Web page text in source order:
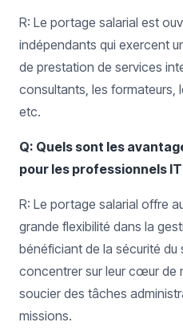
R: Le portage salarial est
indépendants qui exercent
de prestation de services
consultants, les formateurs,
etc.
Q: Quels sont les
pour les professionnels IT
R: Le portage salarial offre
grande flexibilité dans la
bénéficiant de la sécurité du
concentrer sur leur cœur de
soucier des tâches
missions.